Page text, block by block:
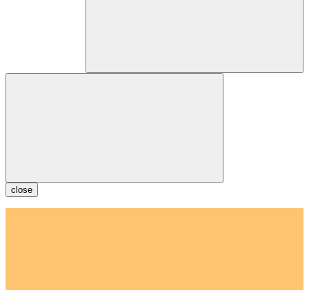
close